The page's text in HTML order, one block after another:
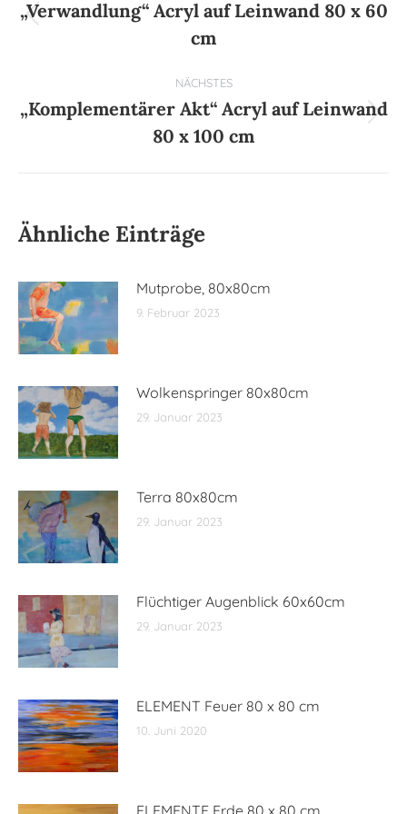
Vorheriger
Beitrag:
„Verwandlung“ Acryl auf Leinwand 80 x 60
cm
NÄCHSTES
Nächster
Beitrag:
„Komplementärer Akt“ Acryl auf Leinwand
80 x 100 cm
Ähnliche Einträge
Mutprobe, 80x80cm
9. Februar 2023
Wolkenspringer 80x80cm
29. Januar 2023
Terra 80x80cm
29. Januar 2023
Flüchtiger Augenblick 60x60cm
29. Januar 2023
ELEMENT Feuer 80 x 80 cm
10. Juni 2020
ELEMENTE Erde 80 x 80 cm